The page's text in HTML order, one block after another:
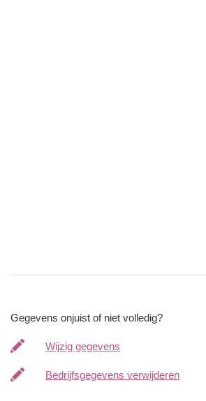
Gegevens onjuist of niet volledig?
Wijzig gegevens
Bedrijfsgegevens verwijderen